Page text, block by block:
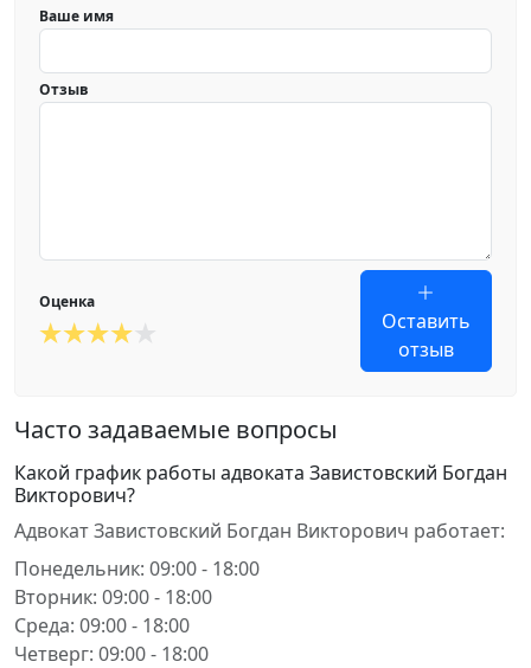
Ваше имя
Отзыв
Оценка
Оставить
отзыв
Часто задаваемые вопросы
Какой график работы адвоката Завистовский Богдан
Викторович?
Адвокат Завистовский Богдан Викторович работает:
Понедельник: 09:00 - 18:00
Вторник: 09:00 - 18:00
Среда: 09:00 - 18:00
Четверг: 09:00 - 18:00